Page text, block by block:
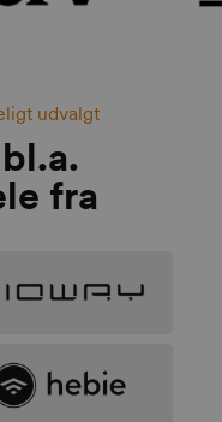
udvalgt
fra